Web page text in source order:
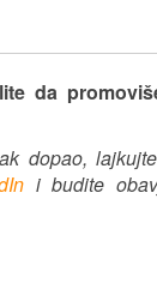
da
dopao, lajkujte
i budite